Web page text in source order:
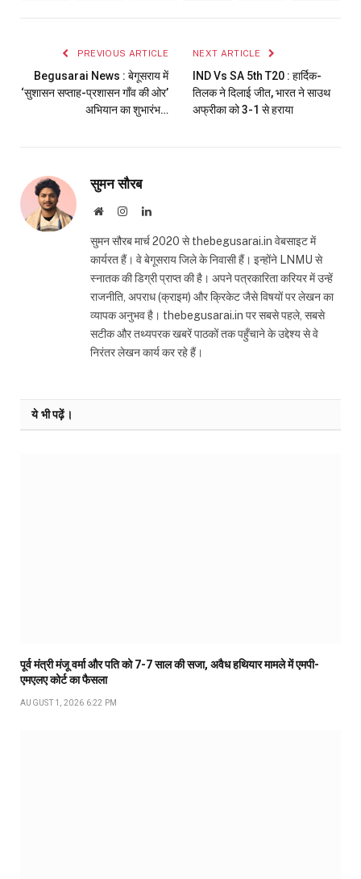
PREVIOUS ARTICLE
Begusarai News : बेगूसराय में
‘सुशासन सप्ताह-प्रशासन गाँव की ओर’
अभियान का शुभारंभ…
NEXT ARTICLE
IND Vs SA 5th T20 : हार्दिक-
तिलक ने दिलाई जीत, भारत ने साउथ
अफ्रीका को 3-1 से हराया
सुमन सौरब
WebsiteInstagramLinkedIn
सुमन सौरब मार्च 2020 से thebegusarai.in वेबसाइट में
कार्यरत हैं। वे बेगूसराय जिले के निवासी हैं। इन्होंने LNMU से
स्नातक की डिग्री प्राप्त की है। अपने पत्रकारिता करियर में उन्हें
राजनीति, अपराध (क्राइम) और क्रिकेट जैसे विषयों पर लेखन का
व्यापक अनुभव है। thebegusarai.in पर सबसे पहले, सबसे
सटीक और तथ्यपरक खबरें पाठकों तक पहुँचाने के उद्देश्य से वे
निरंतर लेखन कार्य कर रहे हैं।
ये भी पढ़ें।
पूर्व मंत्री मंजू वर्मा और पति को 7-7 साल की सजा, अवैध हथियार मामले में एमपी-
एमएलए कोर्ट का फैसला
AUGUST 1, 2026 6:22 PM